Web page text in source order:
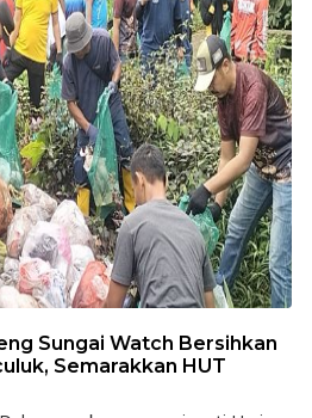
Sungai Watch Bersihkan
Semarakkan HUT